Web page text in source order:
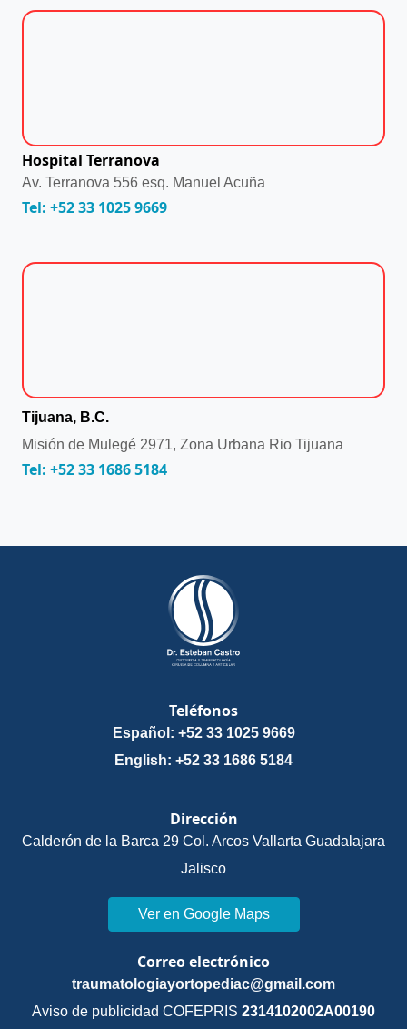
Hospital Terranova
Av. Terranova 556 esq. Manuel Acuña
Tel: +52 33 1025 9669
Tijuana, B.C.
Misión de Mulegé 2971, Zona Urbana Rio Tijuana
Tel: +52 33 1686 5184
Teléfonos
Español: +52 33 1025 9669
English: +52 33 1686 5184
Dirección
Calderón de la Barca 29 Col. Arcos Vallarta Guadalajara
Jalisco
Ver en Google Maps
Correo electrónico
traumatologiayortopediac@gmail.com
Aviso de publicidad COFEPRIS 2314102002A00190